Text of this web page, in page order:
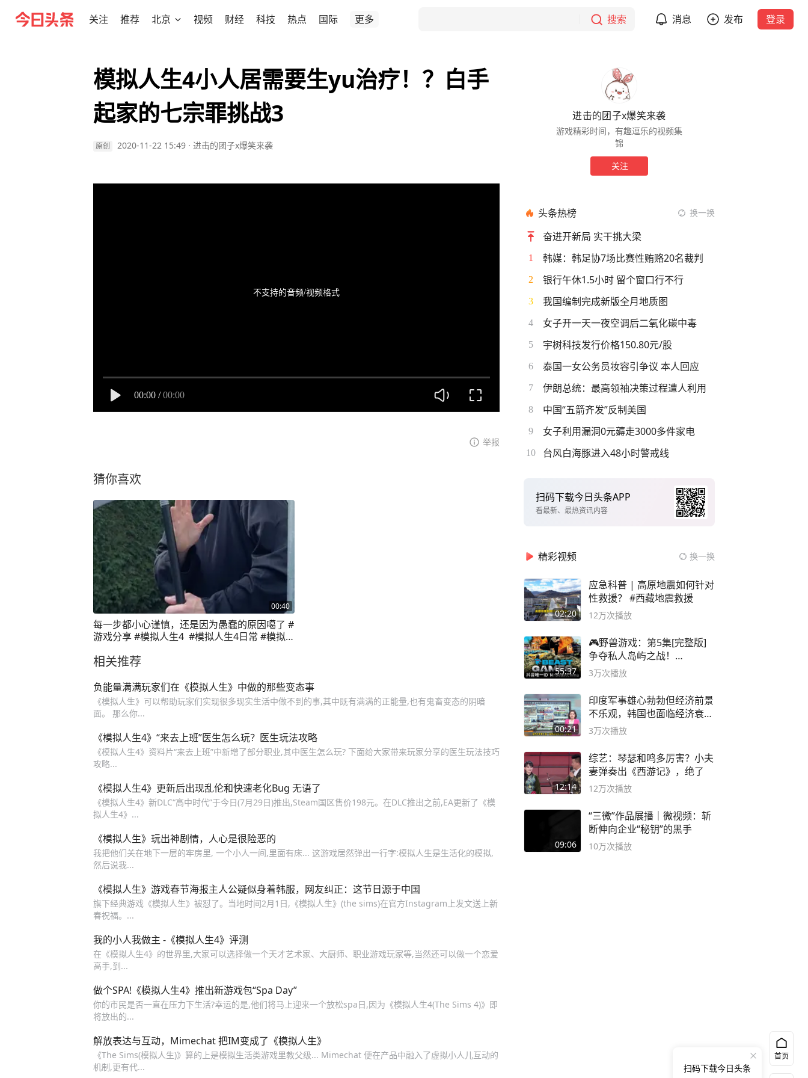
关注 推荐 北京 视频 财经 科技 热点 国际 更多 搜索 消息 发布 登录
模拟人生4小人居需要生yu治疗！？白手
起家的七宗罪挑战3
原创 2020-11-22 15:49 · 进击的团子x爆笑来袭
不支持的音频/视频格式
00:00 / 00:00
举报
猜你喜欢
00:40
每一步都小心谨慎，还是因为愚蠢的原因噶了 #
游戏分享 #模拟人生4 #模拟人生4日常 #模拟
相关推荐
负能量满满玩家们在《模拟人生》中做的那些变态事
《模拟人生》可以帮助玩家们实现很多现实生活中做不到的事,其中既有满满的正能量,也有鬼畜变态的阴暗
面。 那么你...
《模拟人生4》“来去上班”医生怎么玩？医生玩法攻略
《模拟人生4》资料片“来去上班”中新增了部分职业,其中医生怎么玩? 下面给大家带来玩家分享的医生玩法技巧
攻略...
《模拟人生4》更新后出现乱伦和快速老化Bug 无语了
《模拟人生4》新DLC“高中时代”于今日(7月29日)推出,Steam国区售价198元。在DLC推出之前,EA更新了《模
拟人生4》...
《模拟人生》玩出神剧情，人心是很险恶的
我把他们关在地下一层的牢房里, 一个小人一间,里面有床... 这游戏居然弹出一行字:模拟人生是生活化的模拟,
然后说我...
《模拟人生》游戏春节海报主人公疑似身着韩服，网友纠正：这节日源于中国
旗下经典游戏《模拟人生》被怼了。当地时间2月1日,《模拟人生》(the sims)在官方Instagram上发文送上新
春祝福。...
我的小人我做主 -《模拟人生4》评测
在《模拟人生4》的世界里,大家可以选择做一个天才艺术家、大厨师、职业游戏玩家等,当然还可以做一个恋爱
高手,到...
做个SPA!《模拟人生4》推出新游戏包“Spa Day”
你的市民是否一直在压力下生活?幸运的是,他们将马上迎来一个放松spa日,因为《模拟人生4(The Sims 4)》即
将放出的...
解放表达与互动，Mimechat 把IM变成了《模拟人生》
《The Sims(模拟人生)》算的上是模拟生活类游戏里教父级... Mimechat 便在产品中融入了虚拟小人儿互动的
机制,更有代...
进击的团子x爆笑来袭
游戏精彩时间，有趣逗乐的视频集
锦
关注
头条热榜 换一换
奋进开新局 实干挑大梁
1 韩媒：韩足协7场比赛性贿赂20名裁判
2 银行午休1.5小时 留个窗口行不行
3 我国编制完成新版全月地质图
4 女子开一天一夜空调后二氧化碳中毒
5 宇树科技发行价格150.80元/股
6 泰国一女公务员妆容引争议 本人回应
7 伊朗总统：最高领袖决策过程遭人利用
8 中国“五箭齐发”反制美国
9 女子利用漏洞0元薅走3000多件家电
10 台风白海豚进入48小时警戒线
扫码下载今日头条APP
看最新、最热资讯内容
精彩视频 换一换
02:20
应急科普 | 高原地震如何针对
性救援？ #西藏地震救援
12万次播放
55:37
🎮野兽游戏：第5集[完整版]
争夺私人岛屿之战！
#MrBeastChina
3万次播放
00:21
印度军事雄心勃勃但经济前景
不乐观，韩国也面临经济衰退
风险
3万次播放
12:14
综艺：琴瑟和鸣多厉害？小夫
妻弹奏出《西游记》，绝了
12万次播放
09:06
“三微”作品展播｜微视频：斩
断伸向企业“秘钥”的黑手
10万次播放
首页
扫码下载今日头条